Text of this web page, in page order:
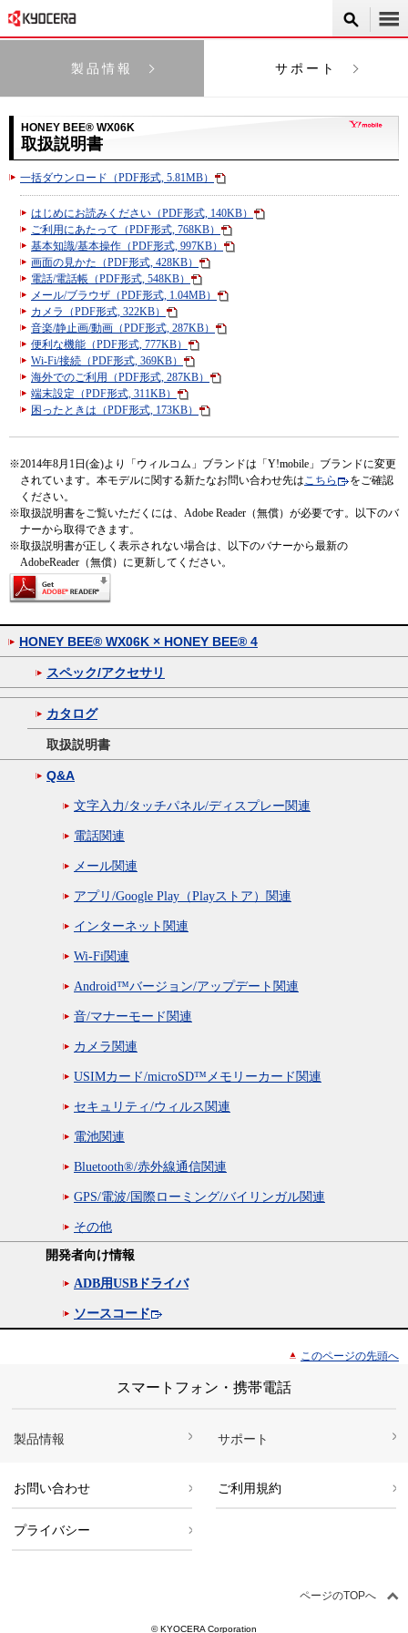
製品情報 サポート
HONEY BEE® WX06K
取扱説明書
一括ダウンロード（PDF形式, 5.81MB）
はじめにお読みください（PDF形式, 140KB）
ご利用にあたって（PDF形式, 768KB）
基本知識/基本操作（PDF形式, 997KB）
画面の見かた（PDF形式, 428KB）
電話/電話帳（PDF形式, 548KB）
メール/ブラウザ（PDF形式, 1.04MB）
カメラ（PDF形式, 322KB）
音楽/静止画/動画（PDF形式, 287KB）
便利な機能（PDF形式, 777KB）
Wi-Fi/接続（PDF形式, 369KB）
海外でのご利用（PDF形式, 287KB）
端末設定（PDF形式, 311KB）
困ったときは（PDF形式, 173KB）
※2014年8月1日(金)より「ウィルコム」ブランドは「Y!mobile」ブランドに変更
されています。本モデルに関する新たなお問い合わせ先はこちら
をご確認
ください。
※取扱説明書をご覧いただくには、Adobe Reader（無償）が必要です。以下のバ
ナーから取得できます。
※取扱説明書が正しく表示されない場合は、以下のバナーから最新の
AdobeReader（無償）に更新してください。
HONEY BEE® WX06K × HONEY BEE® 4
スペック/アクセサリ
カタログ
取扱説明書
Q&A
文字入力/タッチパネル/ディスプレー関連
電話関連
メール関連
アプリ/Google Play（Playストア）関連
インターネット関連
Wi-Fi関連
Android™バージョン/アップデート関連
音/マナーモード関連
カメラ関連
USIMカード/microSD™メモリーカード関連
セキュリティ/ウィルス関連
電池関連
Bluetooth®/赤外線通信関連
GPS/電波/国際ローミング/バイリンガル関連
その他
開発者向け情報
ADB用USBドライバ
ソースコード
このページの先頭へ
スマートフォン・携帯電話
製品情報 サポート
お問い合わせ ご利用規約
プライバシー
ページのTOPへ
© KYOCERA Corporation